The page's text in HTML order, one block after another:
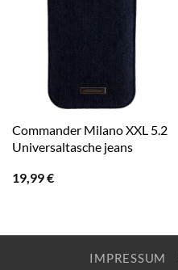
Commander Milano XXL 5.2
Universaltasche jeans
19,99€
IMPRESSUM